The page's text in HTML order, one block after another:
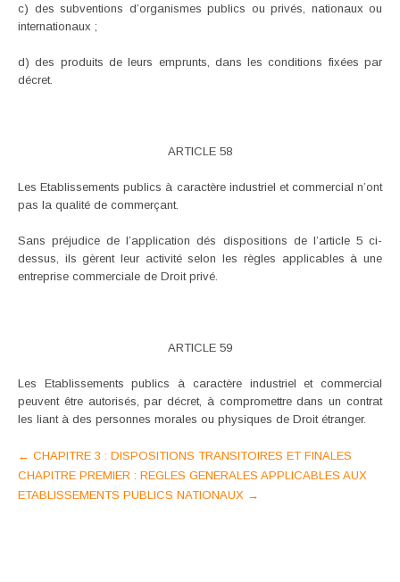
c) des subventions d’organismes publics ou privés, nationaux ou
internationaux ;
d) des produits de leurs emprunts, dans les conditions fixées par
décret.
ARTICLE 58
Les Etablissements publics à caractère industriel et commercial n’ont
pas la qualité de commerçant.
Sans préjudice de l’application dés dispositions de l’article 5 ci-
dessus, ils gèrent leur activité selon les règles applicables à une
entreprise commerciale de Droit privé.
ARTICLE 59
Les Etablissements publics à caractère industriel et commercial
peuvent être autorisés, par décret, à compromettre dans un contrat
les liant à des personnes morales ou physiques de Droit étranger.
Post
navigation
← CHAPITRE 3 : DISPOSITIONS TRANSITOIRES ET FINALES
CHAPITRE PREMIER : REGLES GENERALES APPLICABLES AUX
ETABLISSEMENTS PUBLICS NATIONAUX →